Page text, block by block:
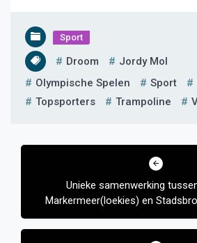
Sport
Droom
Jordy Mol
Olympische Spelen
Sport
Topsporters
Trampoline
Bericht
Unieke samenwerking
Markermeer(loekies) en